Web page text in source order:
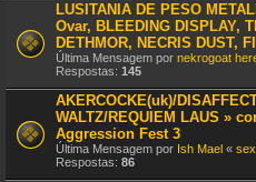
LUSITANIA DE PESO
Ovar, BLEEDING DISPLAY,
DETHMOR, NECRIS DUST,
Última Mensagem por nekrogoat
Respostas: 145
AKERCOCKE(uk)/
WALTZ/REQUIEM LAUS »
Aggression Fest 3
Última Mensagem por Ish Mael «
Respostas: 86